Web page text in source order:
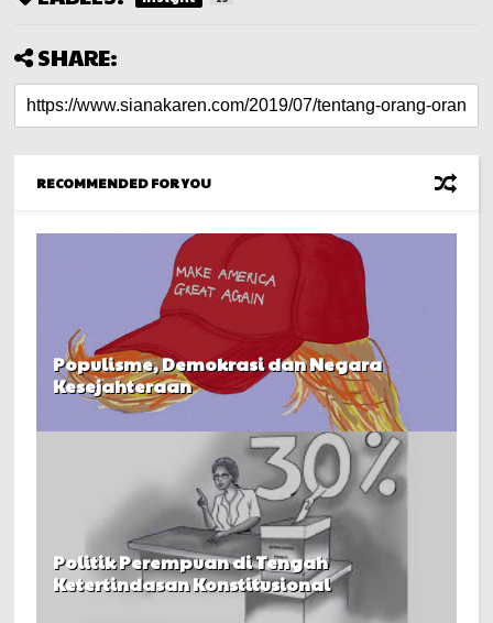
SHARE:
RECOMMENDED FOR YOU
Populisme, Demokrasi dan Negara
Kesejahteraan
Politik Perempuan di Tengah
Ketertindasan Konstitusional